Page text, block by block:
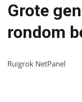
Business Channel
Alle artikelen
Grote
Grote
rondom
Ruigrok NetPanel